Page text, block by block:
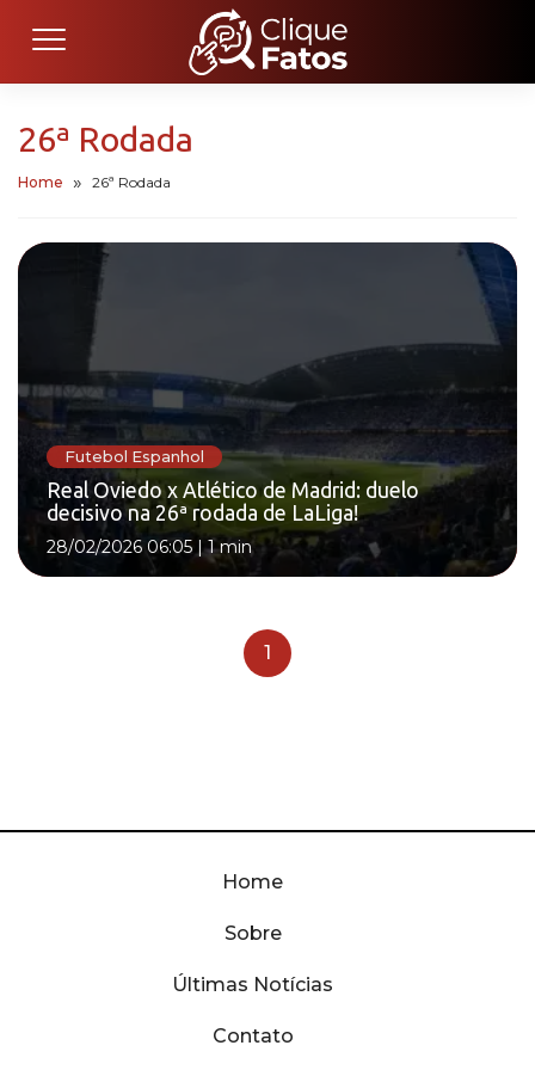
26ª Rodada
Home 26ª Rodada
Futebol Espanhol
Real Oviedo x Atlético de Madrid: duelo
decisivo na 26ª rodada de LaLiga!
28/02/2026 06:05 |1 min
1
Home
Sobre
Últimas Notícias
Contato